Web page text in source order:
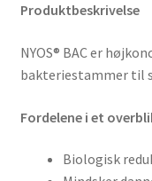
Produktbeskrivelse
NYOS® BAC er
bakteriestammer til
Fordelene i et
Biologisk